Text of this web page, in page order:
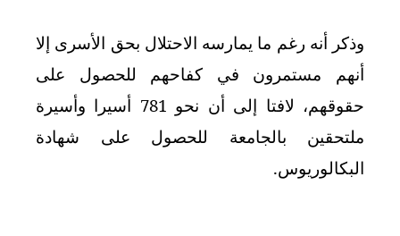
وذكر أنه رغم ما يمارسه الاحتلال بحق الأسرى إلا
أنهم مستمرون في كفاحهم للحصول على
حقوقهم، لافتا إلى أن نحو 781 أسيرا وأسيرة
ملتحقين بالجامعة للحصول على شهادة
البكالوريوس.